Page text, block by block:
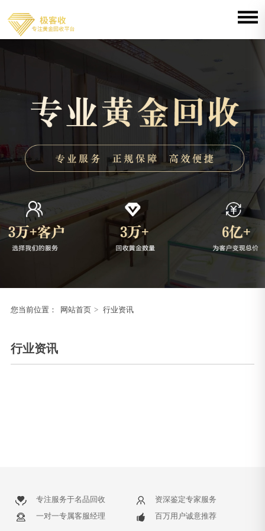
您当前位置： 网站首页 > 行业资讯
行业资讯
专注服务于名品回收
资深鉴定专家服务
一对一专属客服经理
百万用户诚意推荐